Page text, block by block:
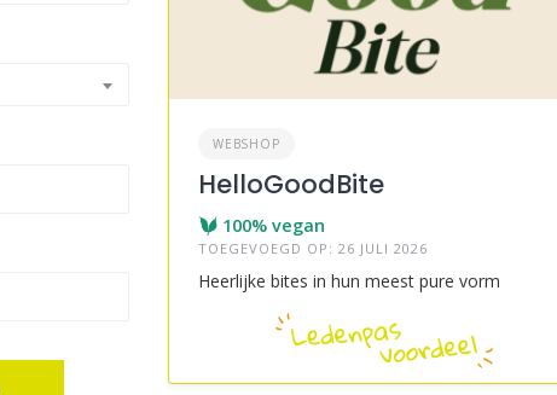
WEBSHOP
HelloGoodBite
100% vegan
TOEGEVOEGD OP: 26 JULI 2026
Heerlijke bites in hun meest pure vorm